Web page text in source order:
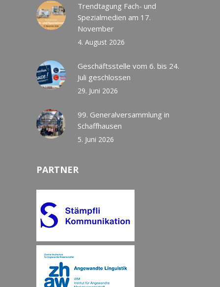
Trendtagung Fach- und
Spezialmedien am 17.
November
4. August 2026
Geschäftsstelle vom 6. bis 24.
Juli geschlossen
29. Juni 2026
99. Generalversammlung in
Schaffhausen
5. Juni 2026
PARTNER